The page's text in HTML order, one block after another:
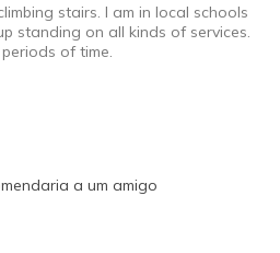
stairs. I am in local schools
standing on all kinds of services.
of time.
a um amigo